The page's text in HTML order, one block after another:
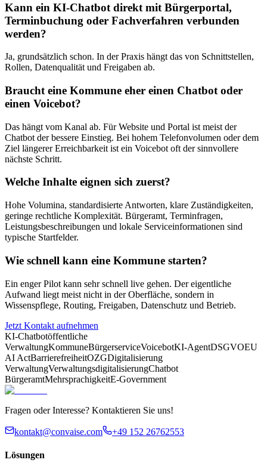
Kann ein KI-Chatbot direkt mit Bürgerportal,
Terminbuchung oder Fachverfahren verbunden
werden?
Ja, grundsätzlich schon. In der Praxis hängt das von Schnittstellen,
Rollen, Datenqualität und Freigaben ab.
Braucht eine Kommune eher einen Chatbot oder
einen Voicebot?
Das hängt vom Kanal ab. Für Website und Portal ist meist der
Chatbot der bessere Einstieg. Bei hohem Telefonvolumen oder dem
Ziel längerer Erreichbarkeit ist ein Voicebot oft der sinnvollere
nächste Schritt.
Welche Inhalte eignen sich zuerst?
Hohe Volumina, standardisierte Antworten, klare Zuständigkeiten,
geringe rechtliche Komplexität. Bürgeramt, Terminfragen,
Leistungsbeschreibungen und lokale Serviceinformationen sind
typische Startfelder.
Wie schnell kann eine Kommune starten?
Ein enger Pilot kann sehr schnell live gehen. Der eigentliche
Aufwand liegt meist nicht in der Oberfläche, sondern in
Wissenspflege, Routing, Freigaben, Datenschutz und Betrieb.
Jetzt Kontakt aufnehmen
KI-Chatbotöffentliche
VerwaltungKommuneBürgerserviceVoicebotKI-AgentDSGVOEU
AI ActBarrierefreiheitOZGDigitalisierung
VerwaltungVerwaltungsdigitalisierungChatbot
BürgeramtMehrsprachigkeitE-Government
Fragen oder Interesse? Kontaktieren Sie uns!
kontakt@convaise.com +49 152 26762553
Lösungen